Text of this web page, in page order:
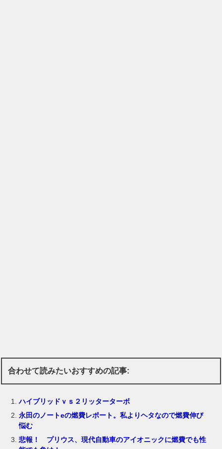
合わせて読みたいおすすめの記事:
ハイブリッドｖｓ２リッターターボ
永田のノートeの燃費レポート。私よりヘタなので燃費伸び
悩む
悲報！ プリウス、現代自動車のアイオニックに燃費でも性